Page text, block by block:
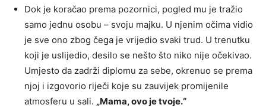
Dok je koračao prema pozornici, pogled mu je tražio
samo jednu osobu – svoju majku. U njenim očima vidio
je sve ono zbog čega je vrijedio svaki trud. U trenutku
koji je uslijedio, desilo se nešto što niko nije očekivao.
Umjesto da zadrži diplomu za sebe, okrenuo se prema
njoj i izgovorio riječi koje su zauvijek promijenile
atmosferu u sali. „Mama, ovo je tvoje.“